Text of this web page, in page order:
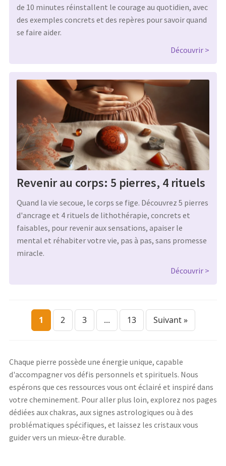
de 10 minutes réinstallent le courage au quotidien, avec
des exemples concrets et des repères pour savoir quand
se faire aider.
Découvrir
Revenir au corps: 5 pierres, 4 rituels
Quand la vie secoue, le corps se fige. Découvrez 5 pierres
d'ancrage et 4 rituels de lithothérapie, concrets et
faisables, pour revenir aux sensations, apaiser le
mental et réhabiter votre vie, pas à pas, sans promesse
miracle.
Découvrir
1 2 3 ... 13 Suivant »
Chaque pierre possède une énergie unique, capable
d'accompagner vos défis personnels et spirituels. Nous
espérons que ces ressources vous ont éclairé et inspiré dans
votre cheminement. Pour aller plus loin, explorez nos pages
dédiées aux chakras, aux signes astrologiques ou à des
problématiques spécifiques, et laissez les cristaux vous
guider vers un mieux-être durable.